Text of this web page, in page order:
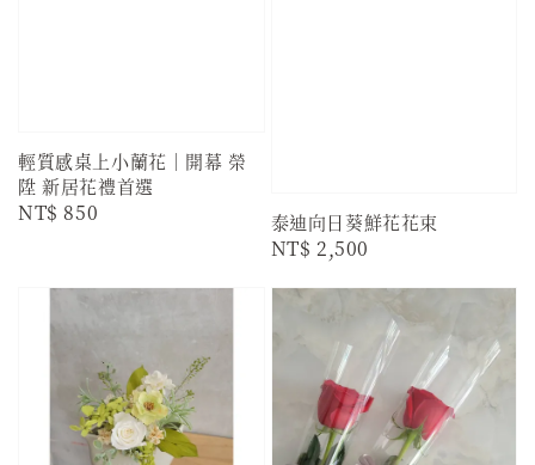
輕質感桌上小蘭花｜開幕 榮
陞 新居花禮首選
Regular
NT$ 850 泰迪向日葵鮮花花束
Regular
NT$ 2,500